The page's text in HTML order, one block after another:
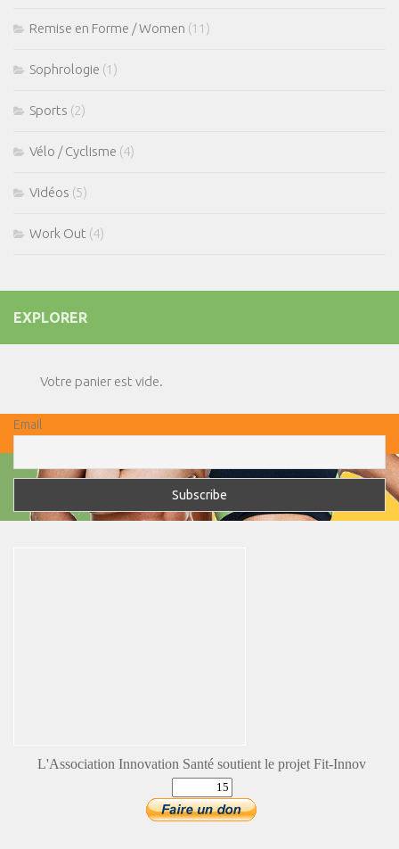
Remise en Forme / Women (11)
Sophrologie (1)
Sports (2)
Vélo / Cyclisme (4)
Vidéos (5)
Work Out (4)
EXPLORER
Votre panier est vide.
Email
L'Association Innovation Santé soutient le projet Fit-Innov